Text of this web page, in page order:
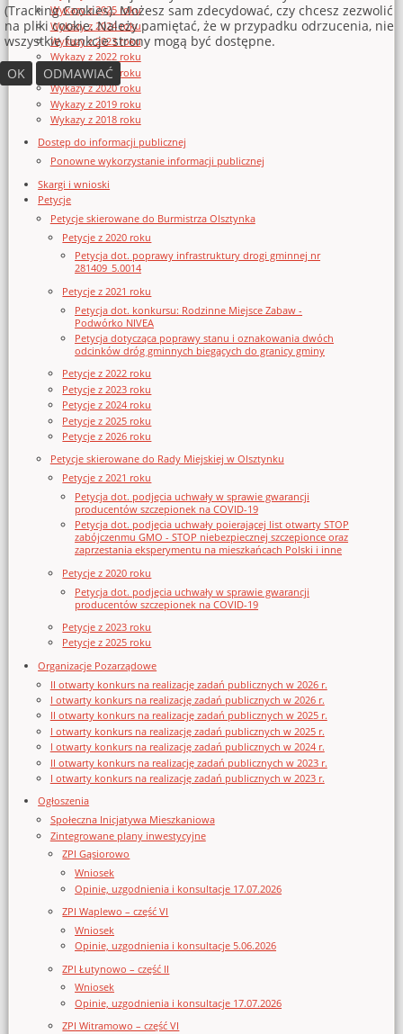
Wykazy z 2025 roku
Wykazy z 2024 roku
Wykazy z 2023 roku
Wykazy z 2022 roku
Wykazy z 2021 roku
Wykazy z 2020 roku
Wykazy z 2019 roku
Wykazy z 2018 roku
Dostęp do informacji publicznej
Ponowne wykorzystanie informacji publicznej
Skargi i wnioski
Petycje
Petycje skierowane do Burmistrza Olsztynka
Petycje z 2020 roku
Petycja dot. poprawy infrastruktury drogi gminnej nr
281409_5.0014
Petycje z 2021 roku
Petycja dot. konkursu: Rodzinne Miejsce Zabaw -
Podwórko NIVEA
Petycja dotycząca poprawy stanu i oznakowania dwóch
odcinków dróg gminnych biegących do granicy gminy
Petycje z 2022 roku
Petycje z 2023 roku
Petycje z 2024 roku
Petycje z 2025 roku
Petycje z 2026 roku
Petycje skierowane do Rady Miejskiej w Olsztynku
Petycje z 2021 roku
Petycja dot. podjęcia uchwały w sprawie gwarancji
producentów szczepionek na COVID-19
Petycja dot. podjęcia uchwały poierającej list otwarty STOP
zabójczenmu GMO - STOP niebezpiecznej szczepionce oraz
zaprzestania eksperymentu na mieszkańcach Polski i inne
Petycje z 2020 roku
Petycja dot. podjęcia uchwały w sprawie gwarancji
producentów szczepionek na COVID-19
Petycje z 2023 roku
Petycje z 2025 roku
Organizacje Pozarządowe
II otwarty konkurs na realizację zadań publicznych w 2026 r.
I otwarty konkurs na realizację zadań publicznych w 2026 r.
II otwarty konkurs na realizację zadań publicznych w 2025 r.
I otwarty konkurs na realizację zadań publicznych w 2025 r.
I otwarty konkurs na realizację zadań publicznych w 2024 r.
II otwarty konkurs na realizację zadań publicznych w 2023 r.
I otwarty konkurs na realizację zadań publicznych w 2023 r.
Ogłoszenia
Społeczna Inicjatywa Mieszkaniowa
Zintegrowane plany inwestycyjne
ZPI Gąsiorowo
Wniosek
Opinie, uzgodnienia i konsultacje 17.07.2026
ZPI Waplewo – część VI
Wniosek
Opinie, uzgodnienia i konsultacje 5.06.2026
ZPI Łutynowo – część II
Wniosek
Opinie, uzgodnienia i konsultacje 17.07.2026
ZPI Witramowo – część VI
(Tracking Cookies). Możesz sam zdecydować, czy chcesz zezwolić
na pliki cookie. Należy pamiętać, że w przypadku odrzucenia, nie
wszystkie funkcje strony mogą być dostępne.
OK
ODMAWIAĆ